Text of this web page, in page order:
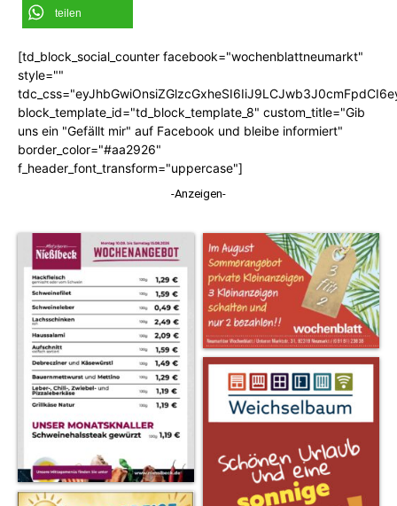
teilen
[td_block_social_counter facebook="wochenblattneumarkt"
style=""
block_template_id="td_block_template_8" custom_title="Gib
uns ein "Gefällt mir" auf Facebook und bleibe informiert"
border_color="#aa2926"
f_header_font_transform="uppercase"]
-Anzeigen-